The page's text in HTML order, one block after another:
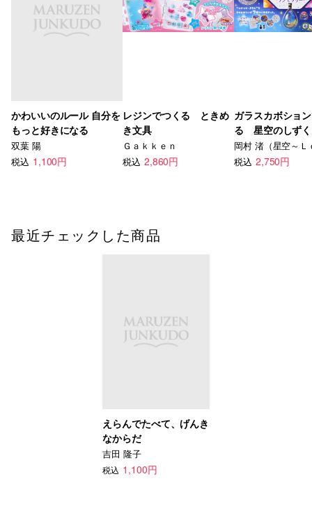
かわいいのルール 自分を
もっと好きになる
双葉 陽
税込 1,100円
レジンでつくる ときめ
き文具
Ｇａｋｋｅｎ
税込 2,860円
ガラスカボショ
る 星空のしず
サリー
税込 2,750円
最近チェックした商品
えらんでたべて、げんき
なからだ
吉田 隆子
税込 1,100円